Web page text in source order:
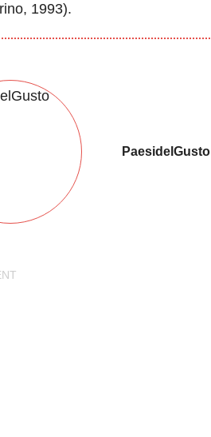
1993).
PaesidelGusto